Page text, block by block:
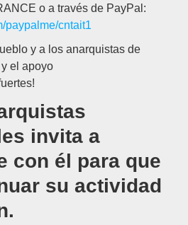
o a través de PayPal:
paypalme/cntait1
y a los anarquistas de
el apoyo
invita a
con él para que
su actividad